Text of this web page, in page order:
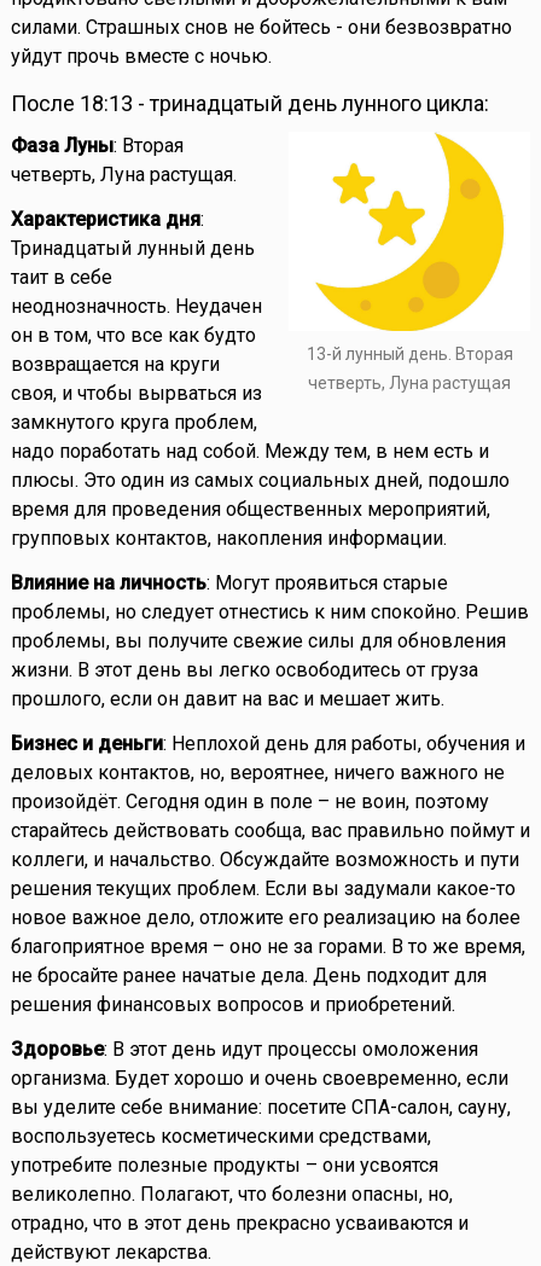
силами. Страшных снов не бойтесь - они безвозвратно
уйдут прочь вместе с ночью.
После 18:13 - тринадцатый день лунного цикла:
13-й лунный день. Вторая
четверть, Луна растущая
Фаза Луны: Вторая
четверть, Луна растущая.
Характеристика дня:
Тринадцатый лунный день
таит в себе
неоднозначность. Неудачен
он в том, что все как будто
возвращается на круги
своя, и чтобы вырваться из
замкнутого круга проблем,
надо поработать над собой. Между тем, в нем есть и
плюсы. Это один из самых социальных дней, подошло
время для проведения общественных мероприятий,
групповых контактов, накопления информации.
Влияние на личность: Могут проявиться старые
проблемы, но следует отнестись к ним спокойно. Решив
проблемы, вы получите свежие силы для обновления
жизни. В этот день вы легко освободитесь от груза
прошлого, если он давит на вас и мешает жить.
Бизнес и деньги: Неплохой день для работы, обучения и
деловых контактов, но, вероятнее, ничего важного не
произойдёт. Сегодня один в поле – не воин, поэтому
старайтесь действовать сообща, вас правильно поймут и
коллеги, и начальство. Обсуждайте возможность и пути
решения текущих проблем. Если вы задумали какое-то
новое важное дело, отложите его реализацию на более
благоприятное время – оно не за горами. В то же время,
не бросайте ранее начатые дела. День подходит для
решения финансовых вопросов и приобретений.
Здоровье: В этот день идут процессы омоложения
организма. Будет хорошо и очень своевременно, если
вы уделите себе внимание: посетите СПА-салон, сауну,
воспользуетесь косметическими средствами,
употребите полезные продукты – они усвоятся
великолепно. Полагают, что болезни опасны, но,
отрадно, что в этот день прекрасно усваиваются и
действуют лекарства.